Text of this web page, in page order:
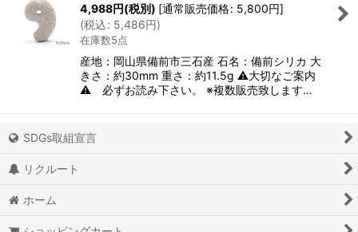
4,988円(税別) [通常販売価格: 5,800円]
(税込: 5,486円)
在庫数5点
産地：岡山県備前市三石産 石名：備前シリカ 大
きさ：約30mm 重さ：約11.5g ⚠大切なご案内
⚠ 必ずお読み下さい。 ※複数販売致します…
SDGs取組宣言
リクルート
ホーム